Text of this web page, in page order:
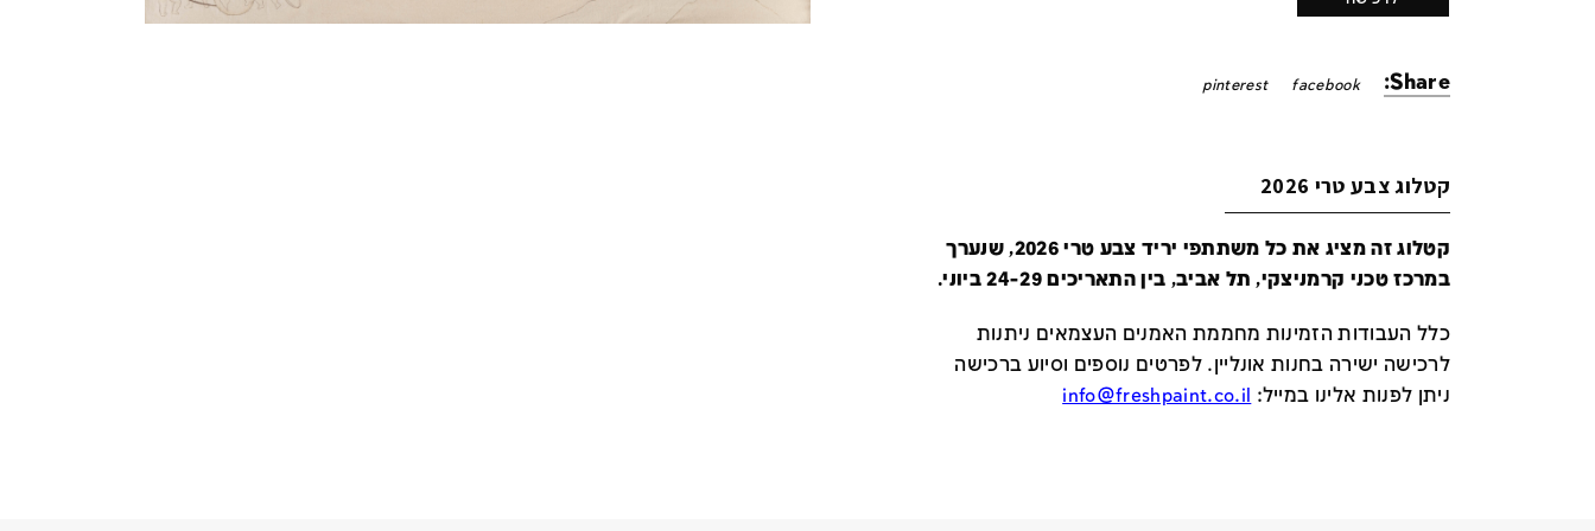
Share:
facebook
pinterest
קטלוג צבע טרי 2026
קטלוג זה מציג את כל משתתפי יריד צבע טרי 2026, שנערך
במרכז טכני קרמניצקי, תל אביב, בין התאריכים 24-29 ביוני.
כלל העבודות הזמינות מחממת האמנים העצמאים ניתנות
לרכישה ישירה בחנות אונליין.לפרטים נוספים וסיוע ברכישה
ניתן לפנות אלינו במייל:
info@freshpaint.co.il